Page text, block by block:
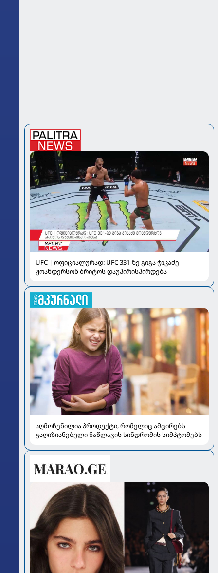
UFC | ოფიციალურად: UFC 331-ზე გიგა ჭიკაძე
ჟოანდერსონ ბრიტოს დაუპირისპირდება
აღმოჩენილია პროდუქტი, რომელიც ამცირებს
გაღიზიანებული ნაწლავის სინდრომის სიმპტომებს